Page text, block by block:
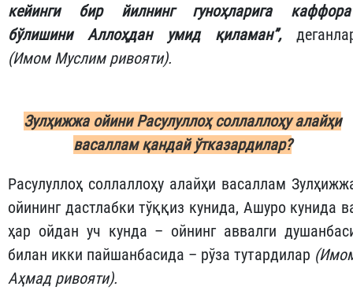
кейинги бир йилнинг гуноҳларига
бўлишини Аллоҳдан умид қиламан”,
(Имом Муслим ривояти).
Зулҳижжа ойини Расулуллоҳ соллаллоҳу алайҳи
васаллам қандай ўтказардилар?
Расулуллоҳ соллаллоҳу алайҳи васаллам
ойининг дастлабки тўққиз кунида, Ашуро кунида
ҳар ойдан уч кунда – ойнинг аввалги
билан икки пайшанбасида – рўза тутардилар
Аҳмад ривояти).